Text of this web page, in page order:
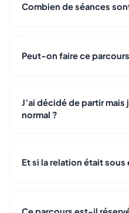
Combien de séances
Peut-on faire ce
J’ai décidé de partir
normal ?
Et si la relation était sous